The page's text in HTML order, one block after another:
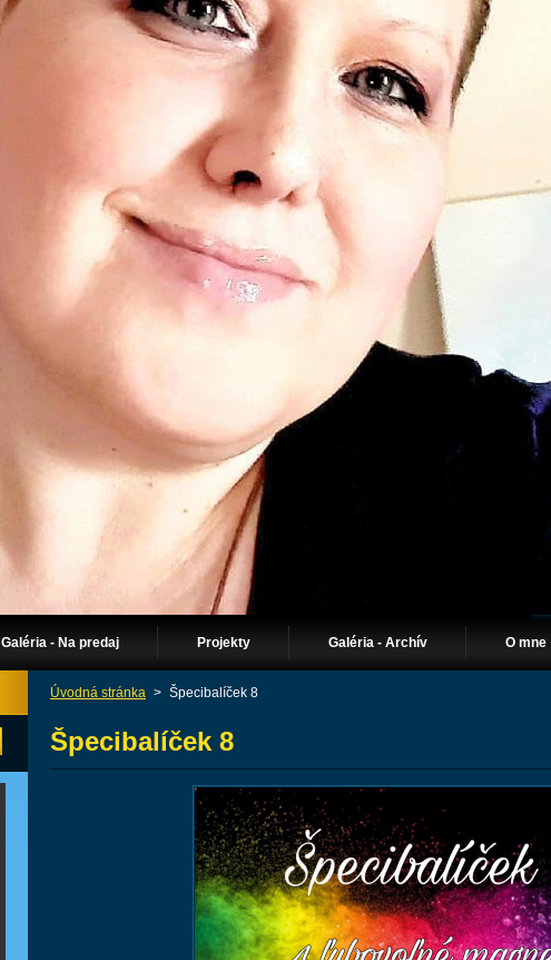
Galéria - Na predaj Projekty Galéria - Archív O mne
Úvodná stránka > Špecibalíček 8
Špecibalíček 8